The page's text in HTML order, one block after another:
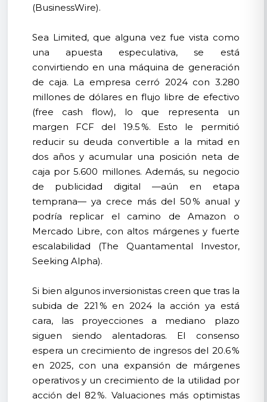
(BusinessWire).
Sea Limited, que alguna vez fue vista como
una apuesta especulativa, se está
convirtiendo en una máquina de generación
de caja. La empresa cerró 2024 con 3.280
millones de dólares en flujo libre de efectivo
(free cash flow), lo que representa un
margen FCF del 19.5 %. Esto le permitió
reducir su deuda convertible a la mitad en
dos años y acumular una posición neta de
caja por 5.600 millones. Además, su negocio
de publicidad digital —aún en etapa
temprana— ya crece más del 50 % anual y
podría replicar el camino de Amazon o
Mercado Libre, con altos márgenes y fuerte
escalabilidad (The Quantamental Investor,
Seeking Alpha).
Si bien algunos inversionistas creen que tras la
subida de 221 % en 2024 la acción ya está
cara, las proyecciones a mediano plazo
siguen siendo alentadoras. El consenso
espera un crecimiento de ingresos del 20.6 %
en 2025, con una expansión de márgenes
operativos y un crecimiento de la utilidad por
acción del 82 %. Valuaciones más optimistas